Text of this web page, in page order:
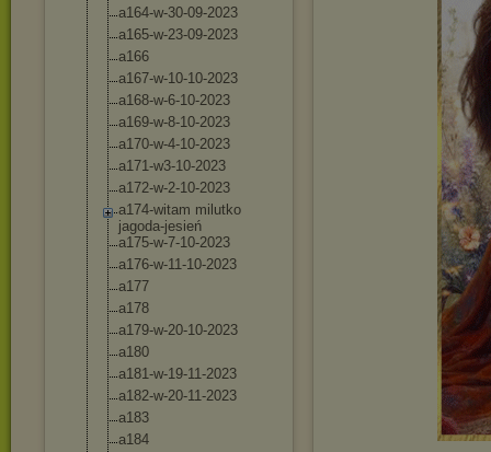
a164-w-30-09-2023
a165-w-23-09-2023
a166
a167-w-10-10-2023
a168-w-6-10-2023
a169-w-8-10-2023
a170-w-4-10-2023
a171-w3-10-2023
a172-w-2-10-2023
a174-witam milutko
jagoda-jesień
a175-w-7-10-2023
a176-w-11-10-2023
a177
a178
a179-w-20-10-2023
a180
a181-w-19-11-2023
a182-w-20-11-2023
a183
a184